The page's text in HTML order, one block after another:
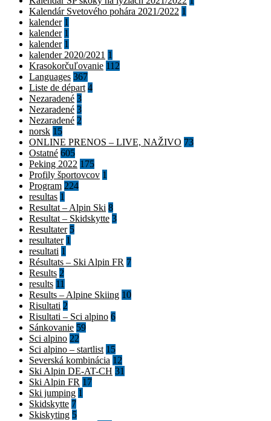
Kalendár Svetového pohára 2021/2022 1
kalender 1
kalender 1
kalender 1
kalender 2020/2021 1
Krasokorčuľovanie 112
Languages 367
Liste de départ 4
Nezaradené 3
Nezaradené 3
Nezaradené 2
norsk 15
ONLINE PRENOS – LIVE, NAŽIVO 73
Ostatné 605
Peking 2022 175
Profily športovcov 1
Program 224
resultas 1
Resultat – Alpin Ski 8
Resultat – Skidskytte 3
Resultater 5
resultater 1
resultati 1
Résultats – Ski Alpin FR 7
Results 2
results 11
Results – Alpine Skiing 10
Risultati 2
Risultati – Sci alpino 6
Sánkovanie 59
Sci alpino 22
Sci alpino – startlist 15
Severská kombinácia 12
Ski Alpin DE-AT-CH 31
Ski Alpin FR 17
Ski jumping 1
Skidskytte 7
Skiskyting 5